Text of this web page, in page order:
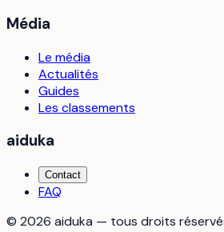
Média
Le média
Actualités
Guides
Les classements
aiduka
Contact
FAQ
© 2026 aiduka — tous droits